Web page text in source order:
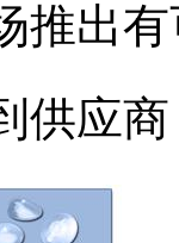
推出
供应商